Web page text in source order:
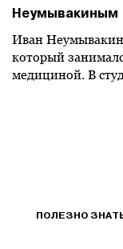
Неумывакиным
Иван
который
медициной. В
ПОЛЕЗНО